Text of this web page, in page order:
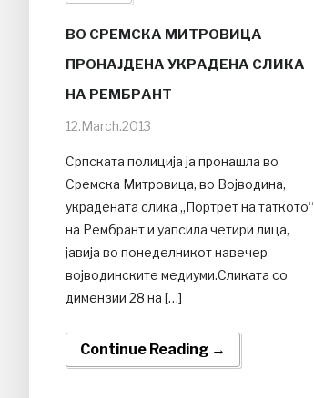
ВО СРЕМСКА МИТРОВИЦА
ПРОНАЈДЕНА УКРАДЕНА СЛИКА
НА РЕМБРАНТ
12.March.2013
Српската полиција ја пронашла во
Сремска Митровица, во Војводина,
украдената слика „Портрет на таткото“
на Рембрант и уапсила четири лица,
јавија во понеделникот навечер
војводинските медиуми.Сликата со
димензии 28 на […]
Continue Reading →